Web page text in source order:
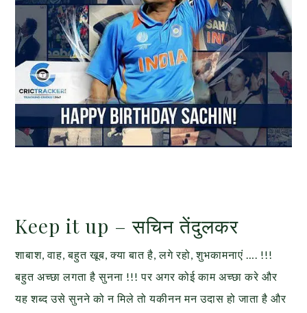
Keep it up – सचिन तेंदुलकर
शाबाश, वाह, बहुत खूब, क्या बात है, लगे रहो, शुभकामनाएं …. !!!
बहुत अच्छा लगता है सुनना !!! पर अगर कोई काम अच्छा करे और
यह शब्द उसे सुनने को न मिले तो यकीनन मन उदास हो जाता है और